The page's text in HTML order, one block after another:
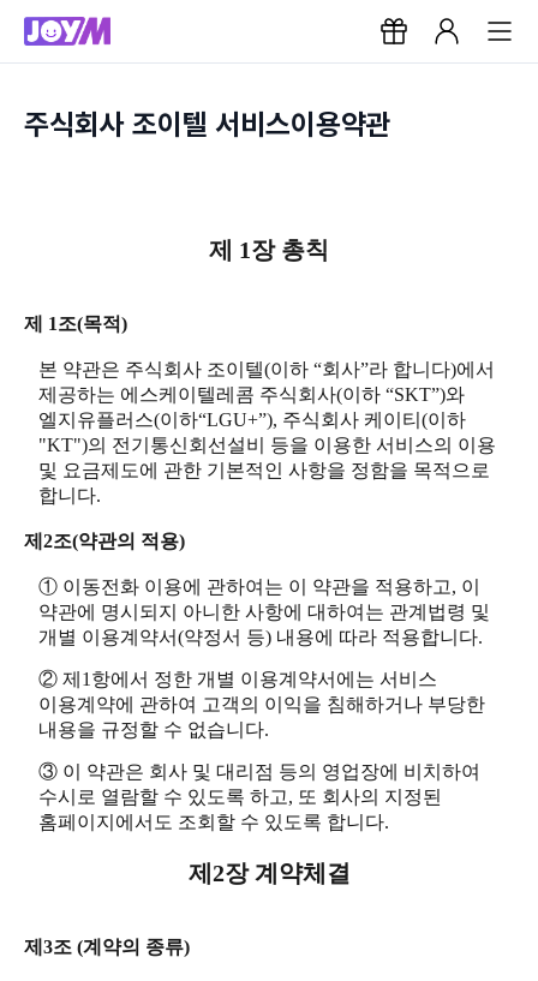
주식회사 조이텔 서비스이용약관
제 1장 총칙
제 1조(목적)
본 약관은 주식회사 조이텔(이하 “회사”라 합니다)에서
제공하는 에스케이텔레콤 주식회사(이하 “SKT”)와
엘지유플러스(이하“LGU+”), 주식회사 케이티(이하
"KT")의 전기통신회선설비 등을 이용한 서비스의 이용
및 요금제도에 관한 기본적인 사항을 정함을 목적으로
합니다.
제2조(약관의 적용)
① 이동전화 이용에 관하여는 이 약관을 적용하고, 이
약관에 명시되지 아니한 사항에 대하여는 관계법령 및
개별 이용계약서(약정서 등) 내용에 따라 적용합니다.
② 제1항에서 정한 개별 이용계약서에는 서비스
이용계약에 관하여 고객의 이익을 침해하거나 부당한
내용을 규정할 수 없습니다.
③ 이 약관은 회사 및 대리점 등의 영업장에 비치하여
수시로 열람할 수 있도록 하고, 또 회사의 지정된
홈페이지에서도 조회할 수 있도록 합니다.
제2장 계약체결
제3조 (계약의 종류)